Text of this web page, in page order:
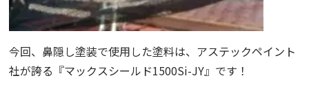
今回、鼻隠し塗装で使用した塗料は、アステックペイント
社が誇る『マックスシールド1500Si-JY』です！